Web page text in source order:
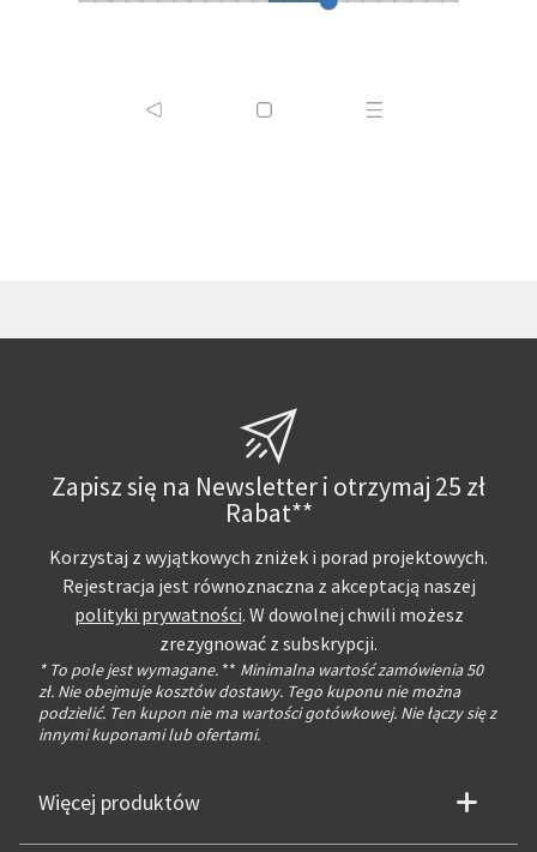
Zapisz się na Newsletter i otrzymaj 25 zł
Rabat**
Korzystaj z wyjątkowych zniżek i porad projektowych.
Rejestracja jest równoznaczna z akceptacją naszej
polityki prywatności. W dowolnej chwili możesz
zrezygnować z subskrypcji.
* To pole jest wymagane. ** Minimalna wartość zamówienia 50
zł. Nie obejmuje kosztów dostawy. Tego kuponu nie można
podzielić. Ten kupon nie ma wartości gotówkowej. Nie łączy się z
innymi kuponami lub ofertami.
Więcej produktów